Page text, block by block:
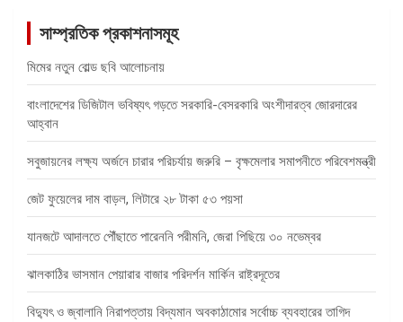
সাম্প্রতিক প্রকাশনাসমূহ
মিমের নতুন বোল্ড ছবি আলোচনায়
বাংলাদেশের ডিজিটাল ভবিষ্যৎ গড়তে সরকারি-বেসরকারি অংশীদারত্ব জোরদারের
আহ্বান
সবুজায়নের লক্ষ্য অর্জনে চারার পরিচর্যায় জরুরি – বৃক্ষমেলার সমাপনীতে পরিবেশমন্ত্রী
জেট ফুয়েলের দাম বাড়ল, লিটারে ২৮ টাকা ৫৩ পয়সা
যানজটে আদালতে পৌঁছাতে পারেননি পরীমনি, জেরা পিছিয়ে ৩০ নভেম্বর
ঝালকাঠির ভাসমান পেয়ারার বাজার পরিদর্শন মার্কিন রাষ্ট্রদূতের
বিদ্যুৎ ও জ্বালানি নিরাপত্তায় বিদ্যমান অবকাঠামোর সর্বোচ্চ ব্যবহারের তাগিদ